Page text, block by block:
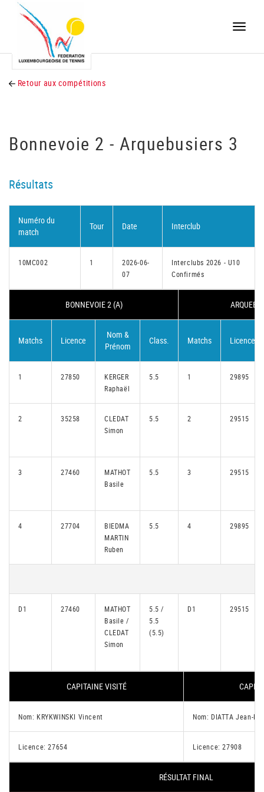
Toggle
Retour aux compétitions
Bonnevoie 2 - Arquebusiers 3
Résultats
Numéro du
match
Tour Date Interclub
10MC002 1
2026-06-
07
Interclubs 2026 - U10
Confirmés
BONNEVOIE 2 (A)
Matchs Licence
Nom &
Prénom
Class. Matchs Licence
1 27850
KERGER
Raphaël
5.5 1 29895
2 35258
CLEDAT
Simon
5.5 2 29515
3 27460
MATHOT
Basile
5.5 3 29515
4 27704
BIEDMA
MARTIN
Ruben
5.5 4 29895
D1 27460
MATHOT
Basile /
CLEDAT
Simon
5.5 /
5.5
(5.5)
D1 29515
CAPITAINE VISITÉ
Nom: KRYKWINSKI Vincent Nom: DIATTA Jean-
Licence: 27654 Licence: 27908
RÉSULTAT FINAL